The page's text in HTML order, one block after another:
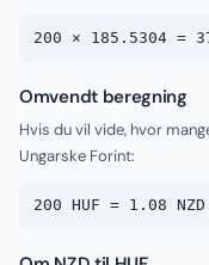
200 × 185.5304 =
Omvendt beregning
Hvis du vil vide, hvor
Ungarske Forint:
200 HUF = 1.08 NZD